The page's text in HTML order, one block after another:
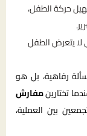
حركة الطفل،
لا يتعرض الطفل
رفاهية، بل هو
تختارينمفارش
بين العملية،